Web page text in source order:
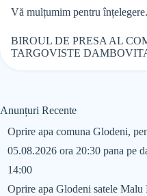
Vă mulțumim pentru înțelegere.
BIROUL DE PRESA AL
TARGOVISTE
Anunțuri Recente
Oprire apa comuna Glodeni,
05.08.2026 ora 20:30 pana pe
14:00
Oprire apa Glodeni satele